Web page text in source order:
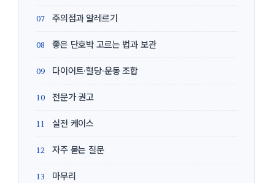
주의점과 알레르기
좋은 단호박 고르는 법과 보관
다이어트·혈당·운동 조합
전문가 권고
실전 케이스
자주 묻는 질문
마무리